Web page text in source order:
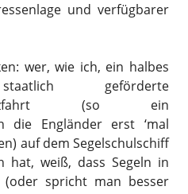
und verfügbarer
wer, wie ich, ein halbes
geförderte
(so ein
die Engländer erst ‘mal
auf dem Segelschulschiff
hat, weiß, dass Segeln in
(oder spricht man besser